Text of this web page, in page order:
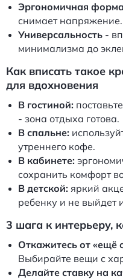
Эргономичная форма
снимает напряжение.
Универсальность -
минимализма до
Как вписать такое
для вдохновения
В гостиной:
- зона отдыха готова.
В спальне:
утреннего кофе.
В кабинете:
сохранить комфорт
В детской: яркий
ребенку и не выйдет
3 шага к интерьеру,
Откажитесь от «ещё
Выбирайте вещи с
Делайте ставку на